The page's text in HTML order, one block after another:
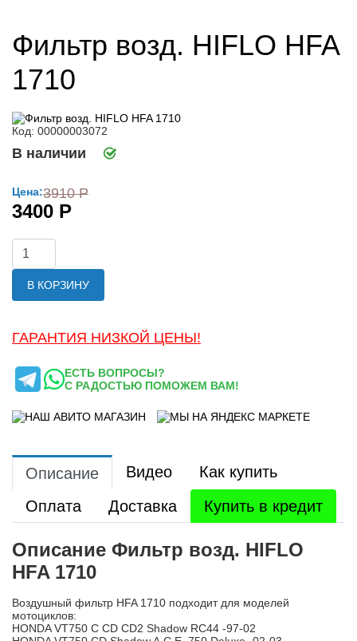
Фильтр возд. HIFLO HFA
1710
Код: 00000003072
В наличии
Цена:3910 Р
3400 Р
В КОРЗИНУ
ГАРАНТИЯ НИЗКОЙ ЦЕНЫ!
ЕСТЬ ВОПРОСЫ?
С РАДОСТЬЮ ПОМОЖЕМ ВАМ!
Описание Видео
Как купить
Оплата
Доставка Купить в кредит
Описание Фильтр возд. HIFLO
HFA 1710
Воздушный фильтр HFA 1710 подходит для моделей
мотоциклов:
HONDA VT750 C CD CD2 Shadow RC44 -97-02